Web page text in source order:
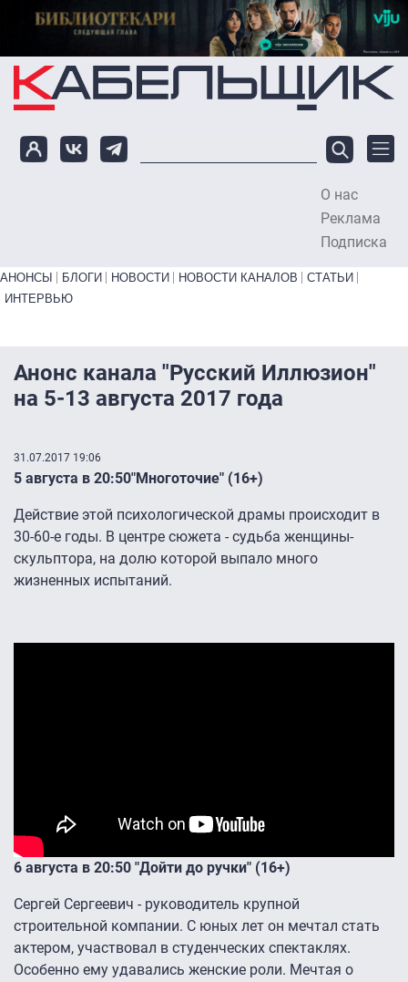
Перейти к основному содержанию
О нас
Реклама
Подписка
Primary links bottom
АНОНСЫ БЛОГИ НОВОСТИ НОВОСТИ КАНАЛОВ
СТАТЬИ
ИНТЕРВЬЮ
Анонс канала "Русский Иллюзион"
на 5-13 августа 2017 года
31.07.2017 19:06
5 августа в 20:50"Многоточие" (16+)
Действие этой психологической драмы происходит в
30-60-е годы. В центре сюжета - судьба женщины-
скульптора, на долю которой выпало много
жизненных испытаний.
6 августа в 20:50 "Дойти до ручки" (16+)
Сергей Сергеевич - руководитель крупной
строительной компании. С юных лет он мечтал стать
актером, участвовал в студенческих спектаклях.
Особенно ему удавались женские роли. Мечтая о